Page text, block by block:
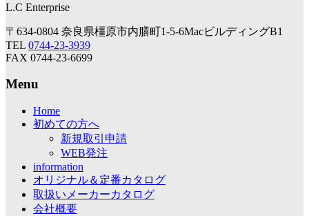
L.C Enterprise
〒634-0804 奈良県橿原市内膳町1-5-6MacビルディングB1
TEL 0744-23-3939
FAX 0744-23-6699
Menu
Home
初めての方へ
新規取引申請
WEB発注
information
オリジナル＆定番カタログ
取扱いメーカーカタログ
会社概要